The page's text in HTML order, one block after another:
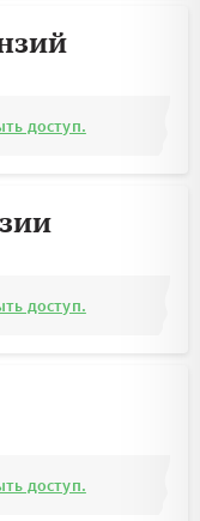
доступ.
доступ.
доступ.